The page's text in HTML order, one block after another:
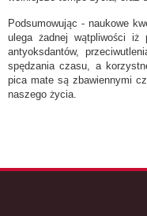
Podsumowując - naukowe
ulega żadnej wątpliwości iż
antyoksdantów,
spędzania czasu, a
pica mate są zbawiennymi
naszego życia.